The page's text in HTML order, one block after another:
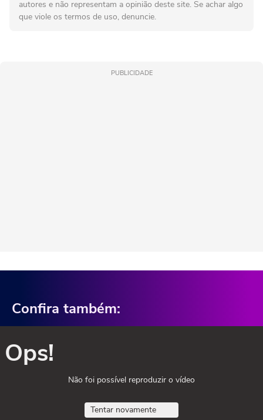
autores e não representam a opinião deste site. Se achar algo
que viole os termos de uso, denuncie.
PUBLICIDADE
Confira também:
Ops!
Não foi possível reproduzir o vídeo
Tentar novamente